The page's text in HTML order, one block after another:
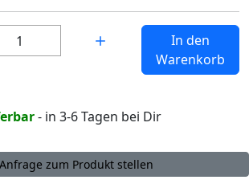
In den
Warenkorb
- in 3-6 Tagen bei Dir
zum Produkt stellen